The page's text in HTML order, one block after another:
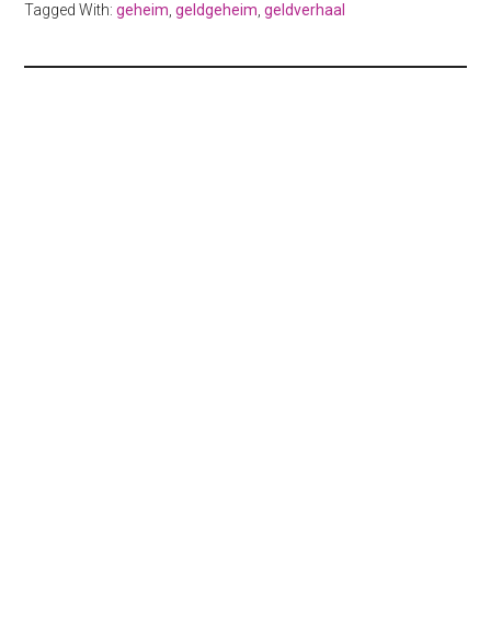
Tagged With:geheim ,geldgeheim ,geldverhaal